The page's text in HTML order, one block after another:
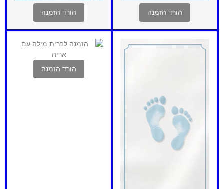
הורד הזמנה הורד הזמנה
הורד הזמנה